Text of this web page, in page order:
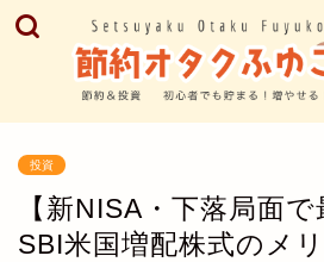
投資
【新NISA・下落局面
SBI米国増配株式のメ